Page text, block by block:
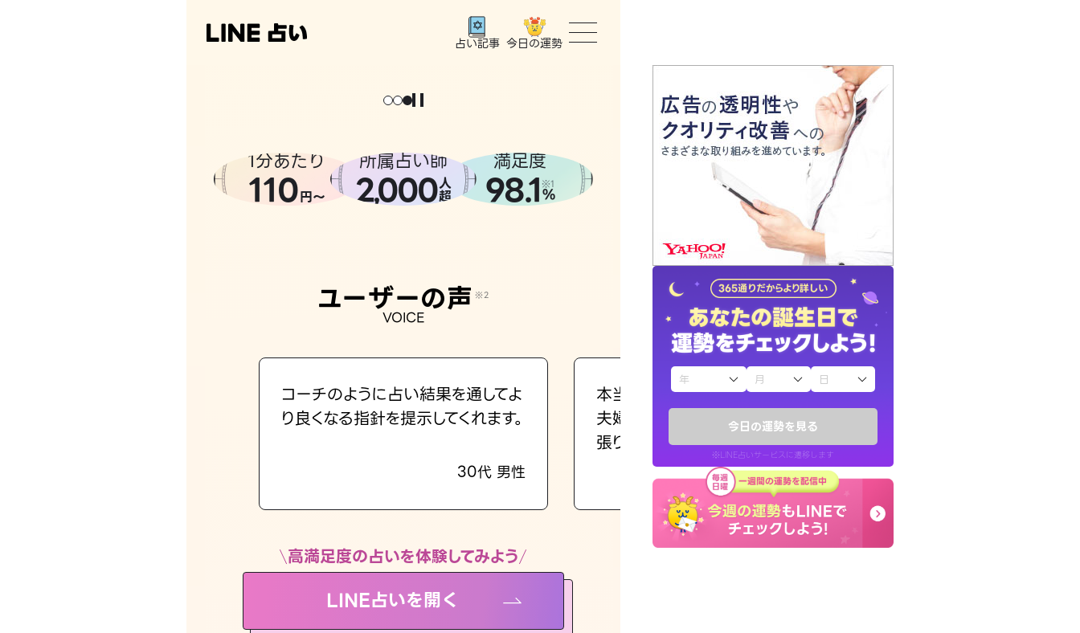
今日の運勢を見る
※LINE占いサービスに遷移します
占い記事 今日の運勢
トップ
ユーザーの声
占いの流れ
おすすめの占い師
よくある質問
えもじの子（占）12星座占い
お知らせ
1分あたり
110円〜
所属占い師
2,000人
超
満足度
98.1 ※1
%
ユーザーの声 ※2
VOICE
コーチのように占い結果を通してよ
り良くなる指針を提示してくれます。
30代 男性
本当に相談してよかったです。今は
夫婦で乗り越える時期ですね。頑
張ります！
30代 女性
高満足度の占いを体験してみよう
LINE占いを開く